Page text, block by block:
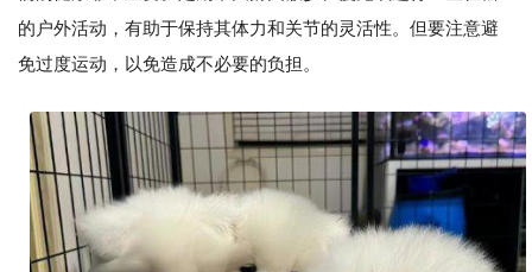
的户外活动，有助于保持其体力和关节的灵活性。但要注意避
免过度运动，以免造成不必要的负担。